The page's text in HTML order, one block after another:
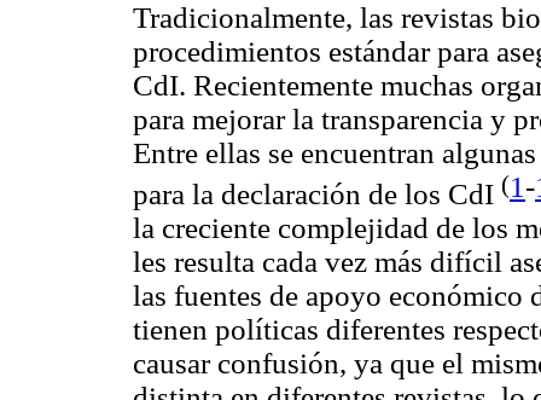
Tradicionalmente, las revistas
procedimientos estándar para
CdI. Recientemente muchas
para mejorar la transparencia y
Entre ellas se encuentran
para la declaración de los CdI (1 -
la creciente complejidad de los
les resulta cada vez más difícil
las fuentes de apoyo económico
tienen políticas diferentes
causar confusión, ya que el